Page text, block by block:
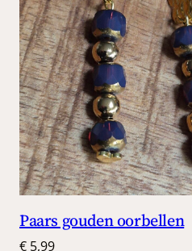
Paars gouden oorbellen
€ 5,99